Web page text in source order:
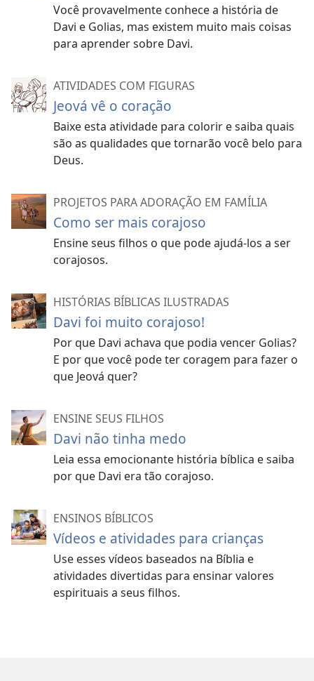
Você provavelmente conhece a história de
Davi e Golias, mas existem muito mais coisas
para aprender sobre Davi.
ATIVIDADES COM FIGURAS
Jeová vê o coração
Baixe esta atividade para colorir e saiba quais
são as qualidades que tornarão você belo para
Deus.
PROJETOS PARA ADORAÇÃO EM FAMÍLIA
Como ser mais corajoso
Ensine seus filhos o que pode ajudá-los a ser
corajosos.
HISTÓRIAS BÍBLICAS ILUSTRADAS
Davi foi muito corajoso!
Por que Davi achava que podia vencer Golias?
E por que você pode ter coragem para fazer o
que Jeová quer?
ENSINE SEUS FILHOS
Davi não tinha medo
Leia essa emocionante história bíblica e saiba
por que Davi era tão corajoso.
ENSINOS BÍBLICOS
Vídeos e atividades para crianças
Use esses vídeos baseados na Bíblia e
atividades divertidas para ensinar valores
espirituais a seus filhos.